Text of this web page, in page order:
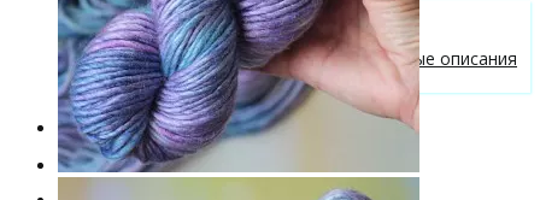
Бесплатные описания моделей
Вязальные лайфхаки
Галерея вязаных изделий и бесплатные описания
от VizEll
Скидки